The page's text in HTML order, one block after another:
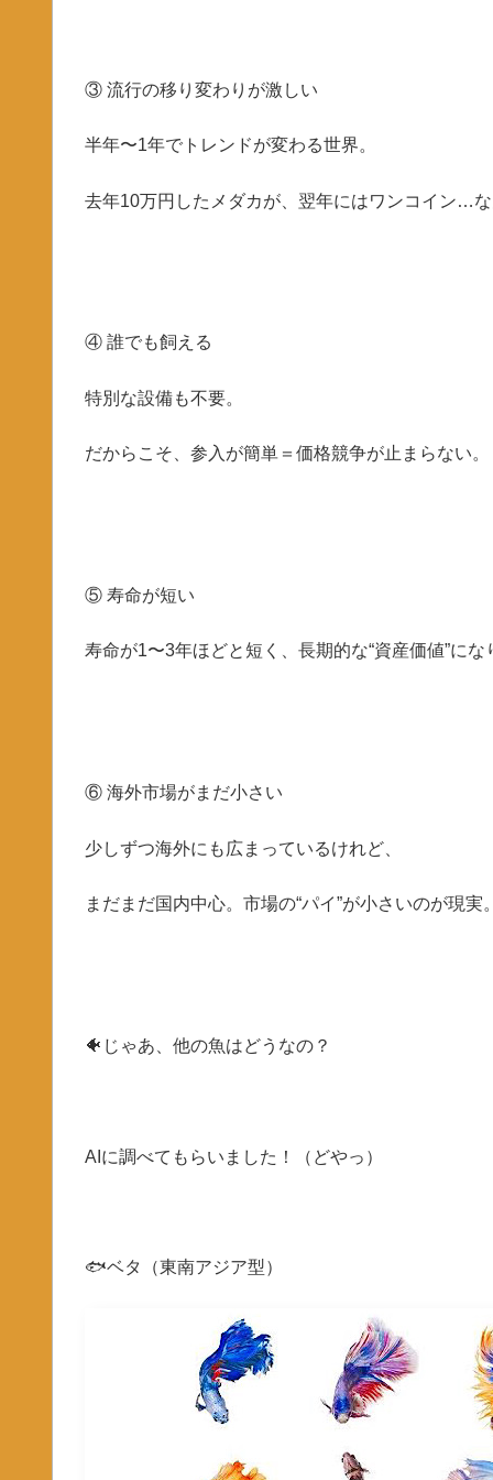
③ 流行の移り変わりが激しい
半年〜1年でトレンドが変わる世界。
去年10万円したメダカが、翌年にはワンコイン…な
④ 誰でも飼える
特別な設備も不要。
だからこそ、参入が簡単＝価格競争が止まらない。
⑤ 寿命が短い
寿命が1〜3年ほどと短く、長期的な“資産価値”にな
⑥ 海外市場がまだ小さい
少しずつ海外にも広まっているけれど、
まだまだ国内中心。市場の“パイ”が小さいのが現実。
🐠じゃあ、他の魚はどうなの？
AIに調べてもらいました！（どやっ）
🐟ベタ（東南アジア型）